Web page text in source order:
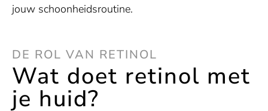
jouw schoonheidsroutine.
DE ROL VAN RETINOL
Wat doet retinol met
je huid?